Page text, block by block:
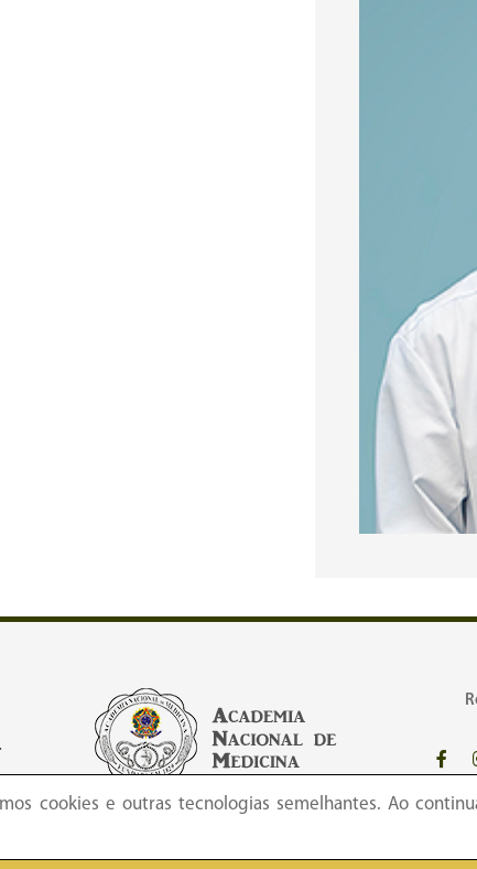
cookies e outras tecnologias semelhantes. Ao